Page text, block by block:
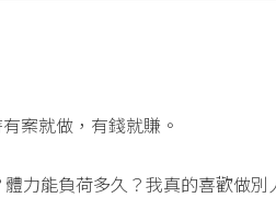
案就做，有錢就賺。
力能負荷多久？我真的喜歡做別